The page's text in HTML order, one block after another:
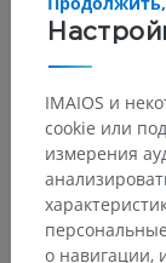
IMAIOS и
cookie или
измерения
о навигации,